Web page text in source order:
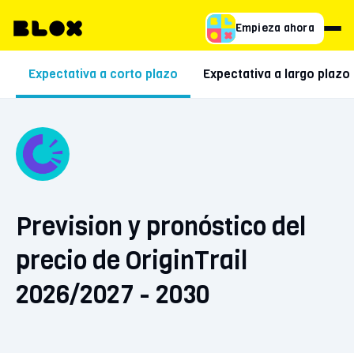
Empieza ahora
Expectativa a corto plazo Expectativa a largo plazo
Prevision y pronóstico del
precio de OriginTrail
2026/2027 - 2030